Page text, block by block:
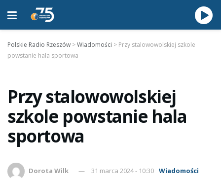
Polskie Radio Rzeszów >Wiadomości > Przy stalowowolskiej szkole
powstanie hala sportowa
Przy stalowowolskiej
szkole powstanie hala
sportowa
Dorota Wilk 31 marca 2024 - 10:30 Wiadomości